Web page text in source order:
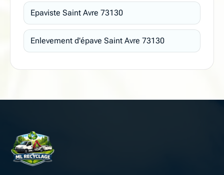
Epaviste Saint Avre 73130
Enlevement d'épave Saint Avre 73130